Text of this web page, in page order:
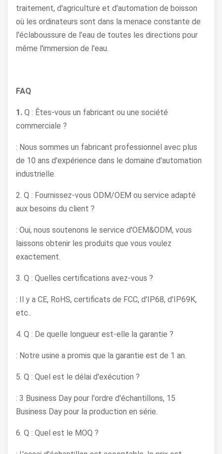
traitement, d'agriculture et d'automation de boisson
où les ordinateurs sont dans la menace constante de
l'éclaboussure de l'eau de toutes les directions pour
même l'immersion de l'eau.
FAQ
1. Q : Êtes-vous un fabricant ou une société
commerciale ?
: Nous sommes un fabricant professionnel avec plus
de 10 ans d'expérience dans le domaine d'automation
industrielle.
2. Q : Fournissez-vous ODM/OEM ou service adapté
aux besoins du client ?
: Oui, nous soutenons le service d'OEM&ODM, vous
laissons obtenir les produits que vous voulez
exactement.
3. Q : Quelles certifications avez-vous ?
: Il y a CE, RoHS, certificats de FCC, d'IP68, d'IP69K,
etc..
4. Q : De quelle longueur est-elle la garantie ?
: Notre usine a promis que la garantie est de 1 an.
5. Q : Quel est le délai d'exécution ?
: 3 Business Day pour l'ordre d'échantillons, 15
Business Day pour la production en série.
6. Q : Quel est le MOQ ?